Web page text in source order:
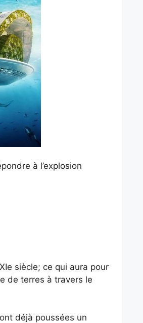
à l’explosion
siècle; ce qui aura pour
de terres à travers le
déjà poussées un